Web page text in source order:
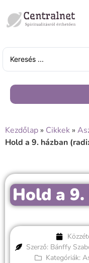
Kezdőlap » Cikkek »
Hold a 9. házban
Hold a
Szerző: Bánffy
Kategóriák: